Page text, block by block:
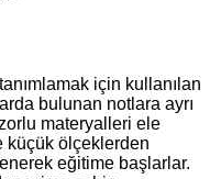
için kullanılan
bulunan notlara ayrı
materyalleri ele
küçük ölçeklerden
eğitime başlarlar.